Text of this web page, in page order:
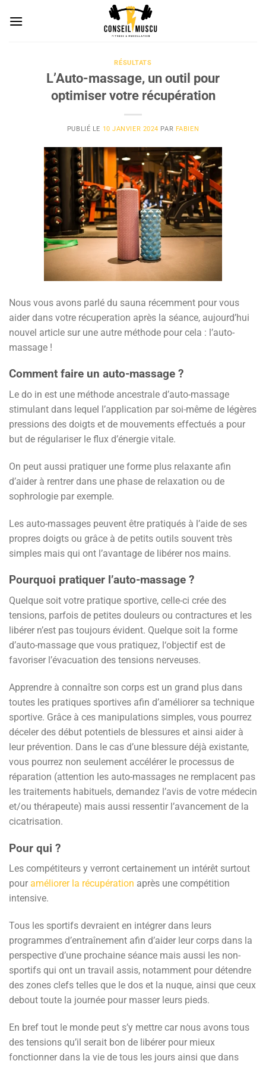
RÉSULTATS
L’Auto-massage, un outil pour
optimiser votre récupération
PUBLIÉ LE 10 JANVIER 2024 PAR FABIEN
Nous vous avons parlé du sauna récemment pour vous
aider dans votre récuperation après la séance, aujourd’hui
nouvel article sur une autre méthode pour cela : l’auto-
massage !
Comment faire un auto-massage ?
Le do in est une méthode ancestrale d’auto-massage
stimulant dans lequel l’application par soi-même de légères
pressions des doigts et de mouvements effectués a pour
but de régulariser le flux d’énergie vitale.
On peut aussi pratiquer une forme plus relaxante afin
d’aider à rentrer dans une phase de relaxation ou de
sophrologie par exemple.
Les auto-massages peuvent être pratiqués à l’aide de ses
propres doigts ou grâce à de petits outils souvent très
simples mais qui ont l’avantage de libérer nos mains.
Pourquoi pratiquer l’auto-massage ?
Quelque soit votre pratique sportive, celle-ci crée des
tensions, parfois de petites douleurs ou contractures et les
libérer n’est pas toujours évident. Quelque soit la forme
d’auto-massage que vous pratiquez, l‘objectif est de
favoriser l’évacuation des tensions nerveuses.
Apprendre à connaître son corps est un grand plus dans
toutes les pratiques sportives afin d’améliorer sa technique
sportive. Grâce à ces manipulations simples, vous pourrez
déceler des début potentiels de blessures et ainsi aider à
leur prévention. Dans le cas d’une blessure déjà existante,
vous pourrez non seulement accélérer le processus de
réparation (attention les auto-massages ne remplacent pas
les traitements habituels, demandez l’avis de votre médecin
et/ou thérapeute) mais aussi ressentir l’avancement de la
cicatrisation.
Pour qui ?
Les compétiteurs y verront certainement un intérêt surtout
pour améliorer la récupération après une compétition
intensive.
Tous les sportifs devraient en intégrer dans leurs
programmes d’entraînement afin d’aider leur corps dans la
perspective d’une prochaine séance mais aussi les non-
sportifs qui ont un travail assis, notamment pour détendre
des zones clefs telles que le dos et la nuque, ainsi que ceux
debout toute la journée pour masser leurs pieds.
En bref tout le monde peut s’y mettre car nous avons tous
des tensions qu’il serait bon de libérer pour mieux
fonctionner dans la vie de tous les jours ainsi que dans